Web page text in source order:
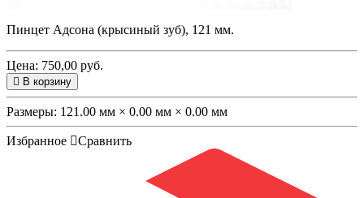
Пинцет Адсона (крысиный зуб), 121 мм.
Цена: 750,00 руб.
В корзину
Размеры: 121.00 мм × 0.00 мм × 0.00 мм
Избранное Сравнить